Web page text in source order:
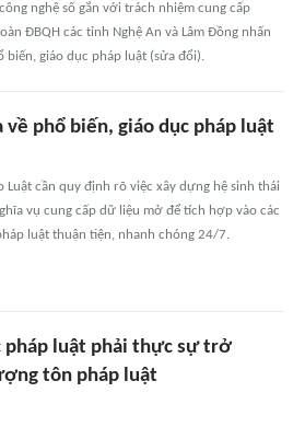
nghệ số gắn với trách nhiệm cung cấp
ĐBQH các tỉnh Nghệ An và Lâm Đồng nhấn
biến, giáo dục pháp luật (sửa đổi).
về phổ biến, giáo dục pháp luật
cần quy định rõ việc xây dựng hệ sinh thái
vụ cung cấp dữ liệu mở để tích hợp vào các
luật thuận tiện, nhanh chóng 24/7.
pháp luật phải thực sự trở
tôn pháp luật